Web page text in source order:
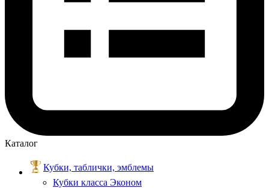
Каталог
Кубки, таблички, эмблемы
Кубки класса Эконом